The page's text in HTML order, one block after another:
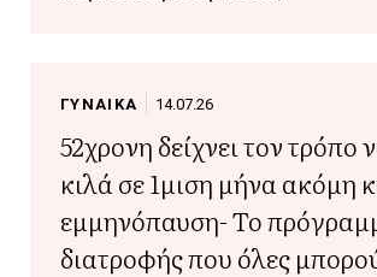
ΓΥΝΑΙΚΑ 14.07.26
52χρονη δείχνει τον τρόπο
κιλά σε 1μιση μήνα ακόμη
εμμηνόπαυση- Το
διατροφής που όλες